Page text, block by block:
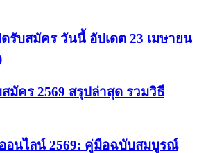
รับสมัคร วันนี้ อัปเดต 23 เมษายน
มัคร 2569 สรุปล่าสุด รวมวิธี
อนไลน์ 2569: คู่มือฉบับสมบูรณ์